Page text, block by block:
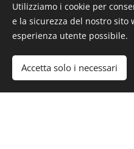
Utilizziamo i cookie per
e la sicurezza del nostro
esperienza utente possibile.
Accetta solo i necessari